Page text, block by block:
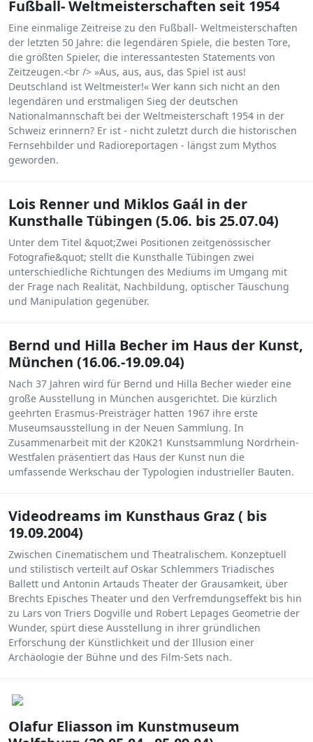
Fußball- Weltmeisterschaften seit 1954
Eine einmalige Zeitreise zu den Fußball- Weltmeisterschaften
der letzten 50 Jahre: die legendären Spiele, die besten Tore,
die größten Spieler, die interessantesten Statements von
Zeitzeugen.<br /> »Aus, aus, aus, das Spiel ist aus!
Deutschland ist Weltmeister!« Wer kann sich nicht an den
legendären und erstmaligen Sieg der deutschen
Nationalmannschaft bei der Weltmeisterschaft 1954 in der
Schweiz erinnern? Er ist - nicht zuletzt durch die historischen
Fernsehbilder und Radioreportagen - längst zum Mythos
geworden.
Lois Renner und Miklos Gaál in der
Kunsthalle Tübingen (5.06. bis 25.07.04)
Unter dem Titel &quot;Zwei Positionen zeitgenössischer
Fotografie&quot; stellt die Kunsthalle Tübingen zwei
unterschiedliche Richtungen des Mediums im Umgang mit
der Frage nach Realität, Nachbildung, optischer Täuschung
und Manipulation gegenüber.
Bernd und Hilla Becher im Haus der Kunst,
München (16.06.-19.09.04)
Nach 37 Jahren wird für Bernd und Hilla Becher wieder eine
große Ausstellung in München ausgerichtet. Die kürzlich
geehrten Erasmus-Preisträger hatten 1967 ihre erste
Museumsausstellung in der Neuen Sammlung. In
Zusammenarbeit mit der K20K21 Kunstsammlung Nordrhein-
Westfalen präsentiert das Haus der Kunst nun die
umfassende Werkschau der Typologien industrieller Bauten.
Videodreams im Kunsthaus Graz ( bis
19.09.2004)
Zwischen Cinematischem und Theatralischem. Konzeptuell
und stilistisch verteilt auf Oskar Schlemmers Triadisches
Ballett und Antonin Artauds Theater der Grausamkeit, über
Brechts Episches Theater und den Verfremdungseffekt bis hin
zu Lars von Triers Dogville und Robert Lepages Geometrie der
Wunder, spürt diese Ausstellung in ihrer gründlichen
Erforschung der Künstlichkeit und der Illusion einer
Archäologie der Bühne und des Film-Sets nach.
Olafur Eliasson im Kunstmuseum